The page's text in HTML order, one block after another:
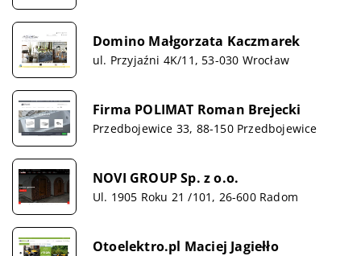
Domino Małgorzata Kaczmarek
ul. Przyjaźni 4K/11, 53-030 Wrocław
Firma POLIMAT Roman Brejecki
Przedbojewice 33, 88-150 Przedbojewice
NOVI GROUP Sp. z o.o.
Ul. 1905 Roku 21 /101, 26-600 Radom
Otoelektro.pl Maciej Jagiełło